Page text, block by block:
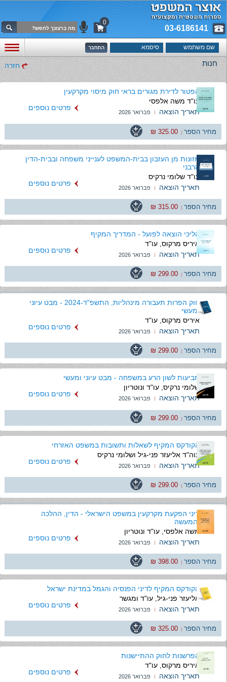
03-6186141
0
חנות חזרה
הפטור לדירת מגורים בראי חוק מיסוי מקרקעין
עו"ד משה אלפסי
תאריך הוצאה
פברואר 2026
פרטים נוספים
מחיר הספר 325.00 ₪
מזונות מן העזבון בבית-המשפט לענייני משפחה ובבית-הדין
הרבני
עו"ד שלומי נרקיס
תאריך הוצאה
פברואר 2026
פרטים נוספים
מחיר הספר 315.00 ₪
הליכי הוצאה לפועל - המדריך המקיף
איריס מרקוס, עו"ד
תאריך הוצאה
פברואר 2026
פרטים נוספים
מחיר הספר 299.00 ₪
חוק הפרות תעבורה מינהליות, התשפ"ד-2024 - מבט עיוני
ומעשי
איריס מרקוס, עו"ד
תאריך הוצאה
פברואר 2026
פרטים נוספים
מחיר הספר 299.00 ₪
תביעות לשון הרע במשפחה - מבט עיוני ומעשי
שלומי נרקיס, עו"ד ונוטריון
תאריך הוצאה
פברואר 2026
פרטים נוספים
מחיר הספר 299.00 ₪
הקודקס המקיף לשאלות ותשובות במשפט האזרחי
עוה"ד אליעזר פני-גיל ושלומי נרקיס
תאריך הוצאה
פברואר 2026
פרטים נוספים
מחיר הספר 299.00 ₪
דיני הפקעת מקרקעין במשפט הישראלי - הדין, ההלכה
והמעשה
משה אלפסי, עו"ד ונוטריון
תאריך הוצאה
פברואר 2026
פרטים נוספים
מחיר הספר 398.00 ₪
הקודקס המקיף לדיני הפנסיה והגמל במדינת ישראל
אליעזר פני-גיל, עו"ד ומגשר
תאריך הוצאה
פברואר 2026
פרטים נוספים
מחיר הספר 325.00 ₪
הפרשנות לחוק ההתיישנות
איריס מרקוס, עו"ד
תאריך הוצאה
פברואר 2026
פרטים נוספים